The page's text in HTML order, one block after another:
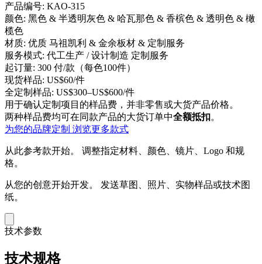
产品编号: KAO-315
颜色: 黑色 & 半透明灰色 & 哈瓦那色 & 香槟色 & 透明色 & 橄
榄色
材质: 优质 马祖凯利 & 金余板材 & 定制服务
服务模式: 代工生产 / 设计制造 定制服务
起订量: 300 付/款（每色100件）
现货样品: US$60/件
全定制样品: US$300–US$600/件
用于确认定制项目的样品费，并非零售或大货产品价格。
两种样品费均可在同款产品的大货订单中全额抵扣。
为您的品牌定制 浏览更多款式
从此参考款开始。 调整指定材料、颜色、镜片、Logo 和规
格。
从您的创意开始开发。 发送草图、照片、实物样品或技术图
纸。
技术参数
技术规格